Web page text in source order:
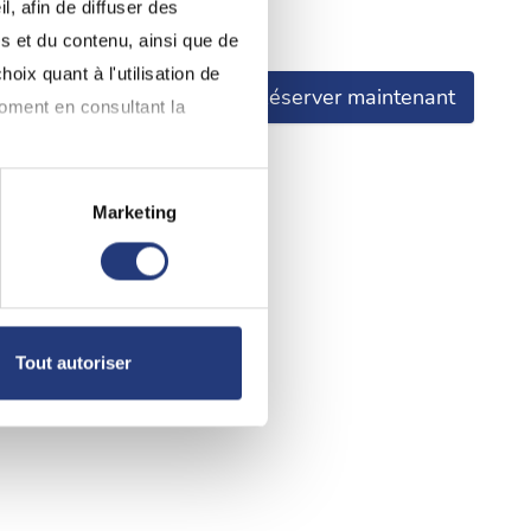
afin de diffuser des
et du contenu, ainsi que de
quant à l'utilisation de
en consultant la
mètres près
(empreintes
Marketing
Tout autoriser
Réserver maintenant